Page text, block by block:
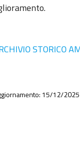
STORICO
15/12/